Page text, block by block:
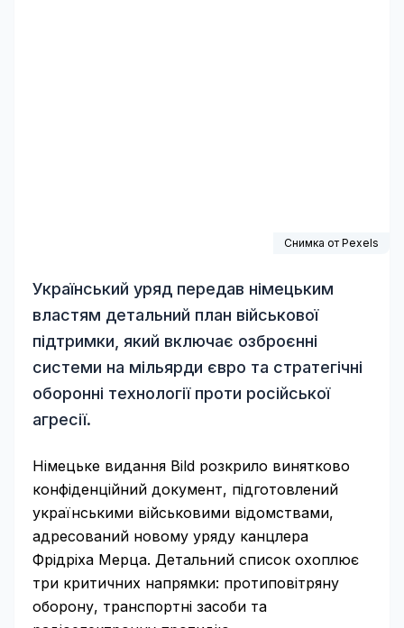
Снимка от Pexels
Український уряд передав німецьким
властям детальний план військової
підтримки, який включає озброєнні
системи на мільярди євро та стратегічні
оборонні технології проти російської
агресії.
Німецьке видання Bild розкрило винятково
конфіденційний документ, підготовлений
українськими військовими відомствами,
адресований новому уряду канцлера
Фрідріха Мерца. Детальний список охоплює
три критичних напрямки: протиповітряну
оборону, транспортні засоби та